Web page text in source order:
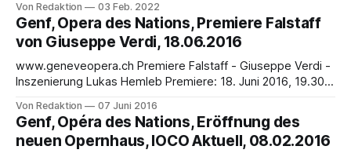
1783 wurde dort das Théâtre de Neuve eröffnet. 1879
wurde das heutige Grand Théatre de Genève – auch Oper
Genf eröffnet, welches mit 1.488 Plätzen das größte
Theater der
Von Redaktion 03 Feb. 2022
Genf, Opera des Nations, Premiere Falstaff
von Giuseppe Verdi, 18.06.2016
www.geneveopera.ch Premiere Falstaff - Giuseppe Verdi -
Inszenierung Lukas Hemleb Premiere: 18. Juni 2016, 19.30
Juni 2016 Mit einer Neuproduktion von Verdis letzter Oper
Falstaff, mit der er gegen Ende seines Lebens zum Humor
und zur Leichtigkeit zurückgefunden hat,
Von Redaktion 07 Juni 2016
Genf, Opéra des Nations, Eröffnung des
neuen Opernhaus, IOCO Aktuell, 08.02.2016